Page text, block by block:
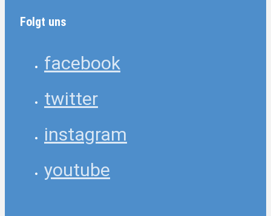
Folgt uns
facebook
twitter
instagram
youtube